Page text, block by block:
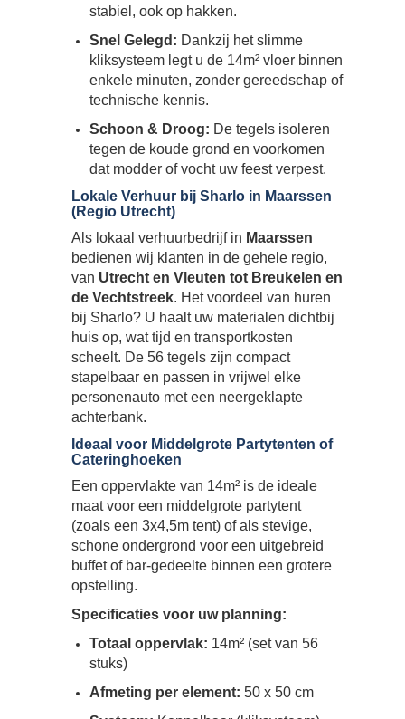
stabiel, ook op hakken.
Snel Gelegd: Dankzij het slimme
kliksysteem legt u de 14m² vloer binnen
enkele minuten, zonder gereedschap of
technische kennis.
Schoon & Droog: De tegels isoleren
tegen de koude grond en voorkomen
dat modder of vocht uw feest verpest.
Lokale Verhuur bij Sharlo in Maarssen
(Regio Utrecht)
Als lokaal verhuurbedrijf in Maarssen
bedienen wij klanten in de gehele regio,
van Utrecht en Vleuten tot Breukelen en
de Vechtstreek. Het voordeel van huren
bij Sharlo? U haalt uw materialen dichtbij
huis op, wat tijd en transportkosten
scheelt. De 56 tegels zijn compact
stapelbaar en passen in vrijwel elke
personenauto met een neergeklapte
achterbank.
Ideaal voor Middelgrote Partytenten of
Cateringhoeken
Een oppervlakte van 14m² is de ideale
maat voor een middelgrote partytent
(zoals een 3x4,5m tent) of als stevige,
schone ondergrond voor een uitgebreid
buffet of bar-gedeelte binnen een grotere
opstelling.
Specificaties voor uw planning:
Totaal oppervlak: 14m² (set van 56
stuks)
Afmeting per element: 50 x 50 cm